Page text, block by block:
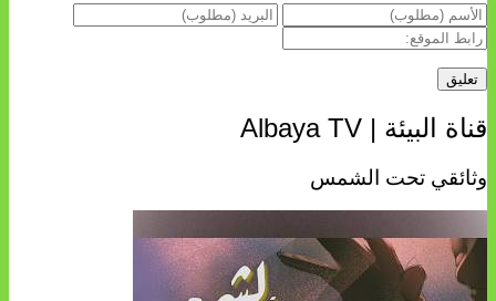
قناة البيئة | Albaya TV
وثائقي تحت الشمس